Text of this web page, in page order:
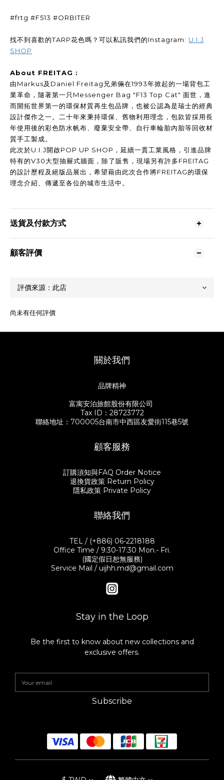
#frtg #F513 #ORBITER
找不到喜歡的TARP花色嗎？可以私訊我們的Instagram: U.I.J
SHOP
About FREITAG :
由Markus及Daniel Freitag兄弟倆在1993年掀起的一場背包工
業革命，隨著第一只Messenger Bag "F13 Top Cat" 面世，進
而開拓世界第一的環保材質再生包品牌，也被公認為是瑞士的經典
設計傑作之一。二十年來秉持環保、舊物利用理念，包款皆採用長
年使用後的彩色防水帆布、廢棄安全帶、自行車輪胎內胎等回收材
質手工製成。
此次於U.I.J開啟POP UP SHOP，延續一貫工業風格，引進品牌
特有的V30大型抽屜式牆面，除了販售，現場另有許多FREITAG
的設計歷程及絕版品展出，希望藉由此次合作將FREITAG的環保
理念介紹、傳遞至各位的城市生活中。
送貨及付款方式
顧客評價
尚未有任何評價
關於我們
品牌精神
富寓安泊旅館股份有限公司
Tax ID：28723772
聯絡地址：700005台南市中西區友愛街115巷5號
顧客服務
訂購須知與FAQ Order Notice
退換貨政策 Return Policy
隱私政策 Private Policy
聯絡我們
TEL / (+886) 06-2218188
Office Time / 9:30-17:30 Mon.- Fri.
(國定假日恕無服務)
Service Mail / uijhh.md@gmail.com
Stay in the Loop
Be the first to know about new collections and
exclusive offers.
Subscribe